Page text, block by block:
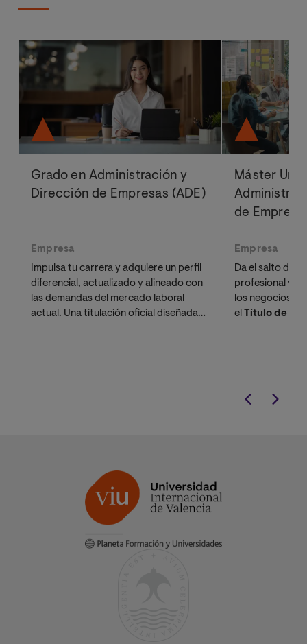
Grado en Administración y
Dirección de Empresas (ADE)
Empresa
Impulsa tu carrera y adquiere un perfil
diferencial, actualizado y alineado con
las demandas del mercado laboral
actual. Una titulación oficial diseñada
Máster
de
Empresa
Da el salto
profesional y
los negocios.
el
Título de